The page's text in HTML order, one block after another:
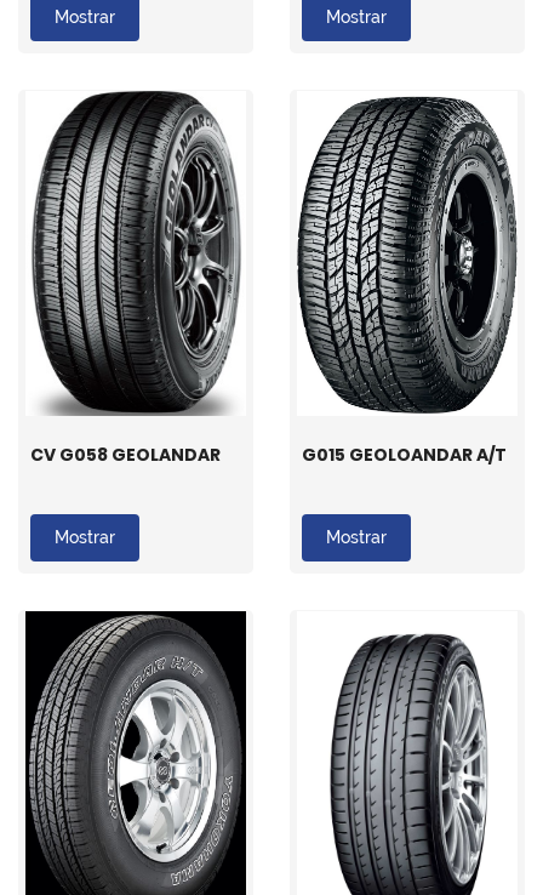
Mostrar Mostrar
CV G058 GEOLANDAR
Mostrar
G015 GEOLOANDAR A/T
Mostrar